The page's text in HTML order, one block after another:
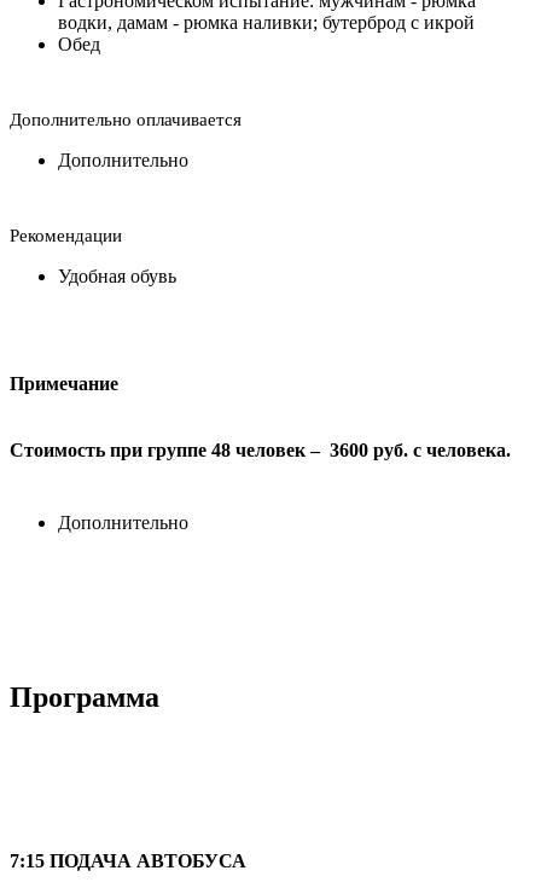
водки, дамам - рюмка наливки; бутерброд с икрой
Обед
Дополнительно оплачивается
Дополнительно
Рекомендации
Удобная обувь
Примечание
Стоимость при группе 48 человек – 3600 руб. с человека.
Дополнительно
Программа
7:15 ПОДАЧА АВТОБУСА